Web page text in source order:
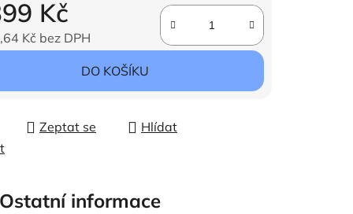
a tím náchylnost k oděrkám.
Kč
Kč bez DPH
DO KOŠÍKU
Zeptat se
Hlídat
Ostatní informace